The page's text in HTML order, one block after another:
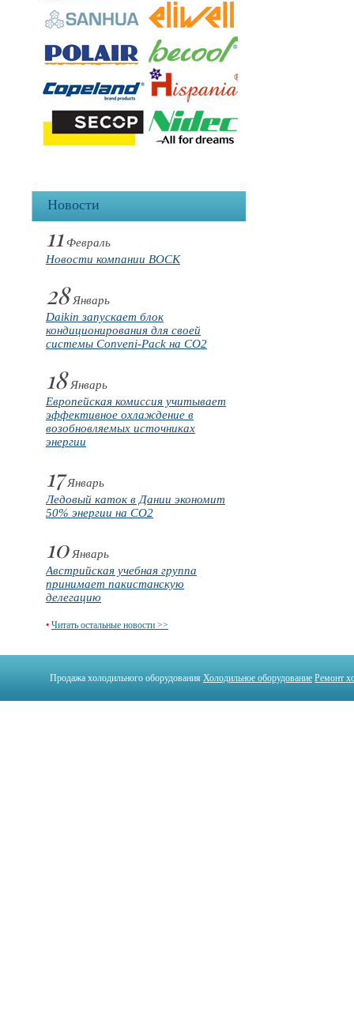
Новости
11 Февраль
Новости компании BOCK
28Январь
Daikin запускает блок
кондиционирования для своей
системы Conveni-Pack на CO2
18Январь
Европейская комиссия учитывает
эффективное охлаждение в
возобновляемых источниках
энергии
17Январь
Ледовый каток в Дании экономит
50% энергии на CO2
10Январь
Австрийская учебная группа
принимает пакистанскую
делегацию
• Читать остальные новости >>
Продажа холодильного оборудования Холодильное оборудование Ремонт